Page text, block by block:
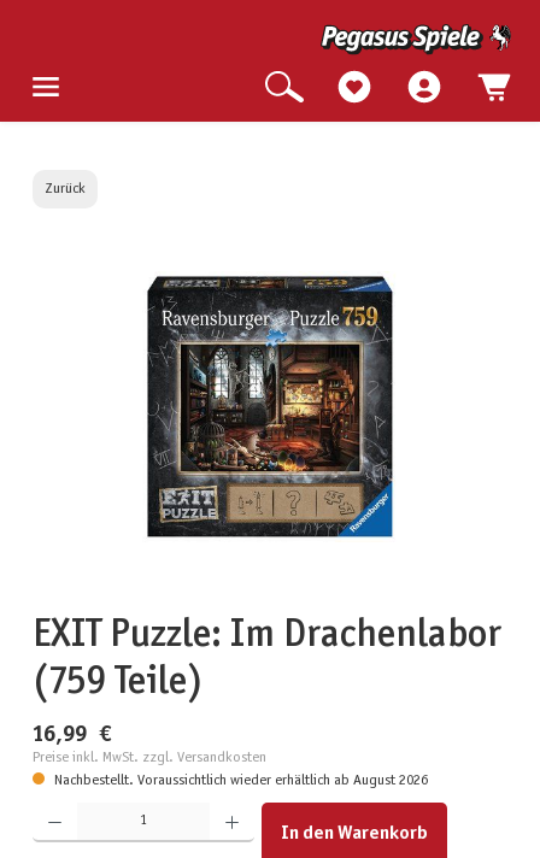
Zurück
Bildergalerie überspringen
EXIT Puzzle: Im Drachenlabor
(759 Teile)
16,99 €
Preise inkl. MwSt. zzgl. Versandkosten
Nachbestellt. Voraussichtlich wieder erhältlich ab August 2026
Produkt Anzahl: Gib den gewünschten Wert ein oder benutze die Schaltflächen um die Anzahl zu
In den Warenkorb